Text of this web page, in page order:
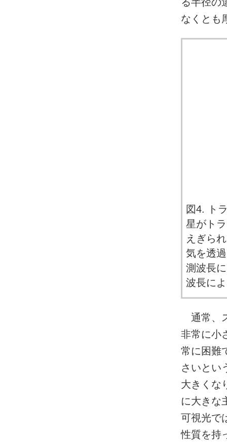
なくとも
図4. ト
星がト
えぎら
気を透
測波長
波長に
通常、
非常に小
常に困難
さいとい
大きくな
に大きな
可視光で
性質を持